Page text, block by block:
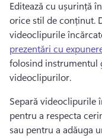
Editează cu ușurință
orice stil de conținut.
videoclipurile
prezentări cu
folosind instrumentul
videoclipurilor.
Separă videoclipurile
pentru a respecta
sau pentru a adăuga